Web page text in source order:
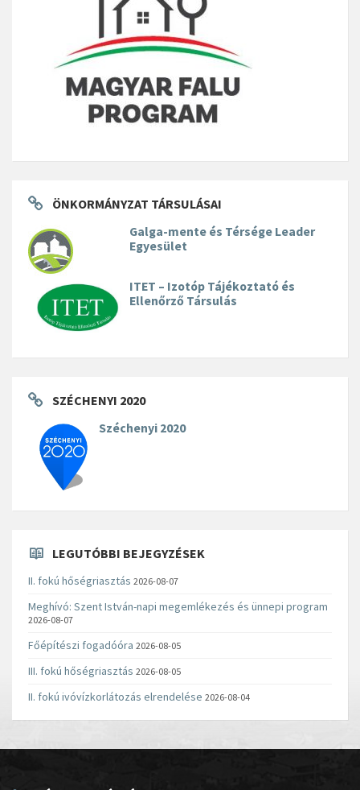
ÖNKORMÁNYZAT TÁRSULÁSAI
Galga-mente és Térsége Leader
Egyesület
ITET – Izotóp Tájékoztató és
Ellenőrző Társulás
SZÉCHENYI 2020
Széchenyi 2020
LEGUTÓBBI BEJEGYZÉSEK
II. fokú hőségriasztás 2026-08-07
Meghívó: Szent István-napi megemlékezés és ünnepi program
2026-08-07
Főépítészi fogadóóra 2026-08-05
III. fokú hőségriasztás 2026-08-05
II. fokú ivóvízkorlátozás elrendelése 2026-08-04